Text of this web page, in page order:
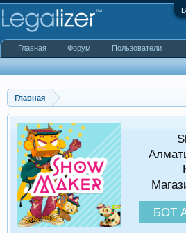
Главная
БОТ
Главная Форум Пользователи